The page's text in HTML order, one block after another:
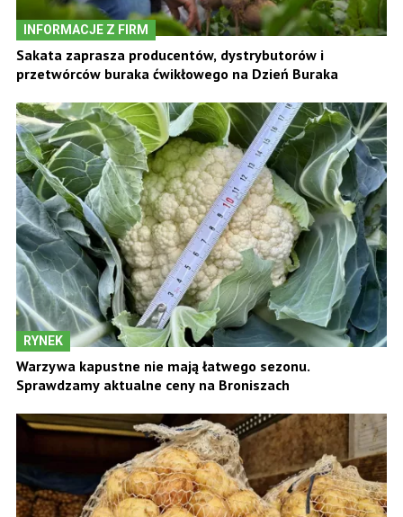
INFORMACJE Z FIRM
Sakata zaprasza producentów, dystrybutorów i
przetwórców buraka ćwikłowego na Dzień Buraka
RYNEK
Warzywa kapustne nie mają łatwego sezonu.
Sprawdzamy aktualne ceny na Broniszach